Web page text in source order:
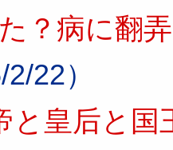
？病に翻
2/22）
と皇后と国